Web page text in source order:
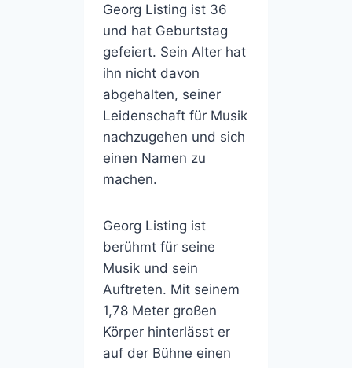
Georg Listing ist 36
und hat Geburtstag
gefeiert. Sein Alter hat
ihn nicht davon
abgehalten, seiner
Leidenschaft für Musik
nachzugehen und sich
einen Namen zu
machen.
Georg Listing ist
berühmt für seine
Musik und sein
Auftreten. Mit seinem
1,78 Meter großen
Körper hinterlässt er
auf der Bühne einen